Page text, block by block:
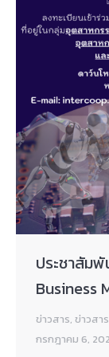
ประชาสัม
Business
ข่าวสาร, ข่าวสา
กรกฎาคม 6,